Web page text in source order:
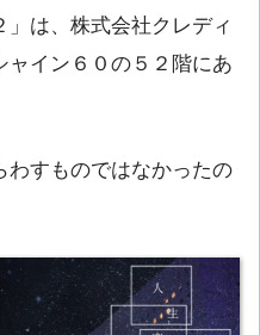
は、株式会社クレディ
ャイン６０の５２階にあ
わすものではなかったの